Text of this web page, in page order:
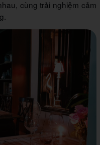
cùng trải nghiệm cảm